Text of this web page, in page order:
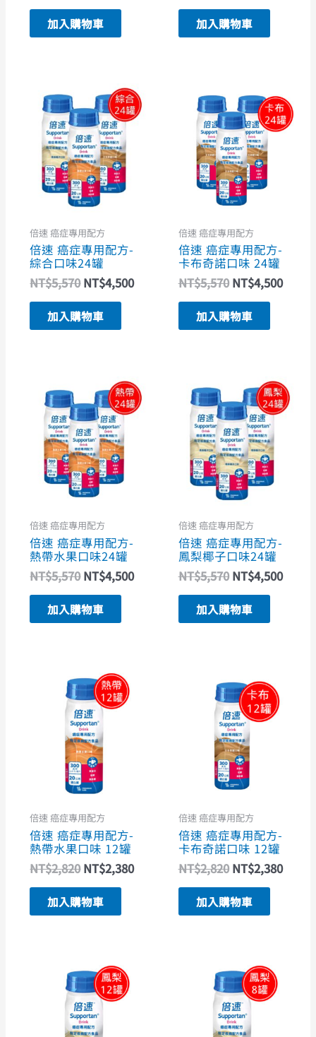
加入購物車 加入購物車
倍速 癌症專用配方
倍速 癌症專用配方-
綜合口味24罐
NT$5,570
始
價
格：
NT$5,570。
NT$4,500
目
前
價
加入購物車
倍速 癌症專用配方
倍速 癌症專用配方-
卡布奇諾口味 24罐
NT$5,570
始
價
格：
NT$5,570。
NT$4,500
前
價
格：
加入購物車
倍速 癌症專用配方
倍速 癌症專用配方-
熱帶水果口味24罐
NT$5,570
始
價
格：
NT$5,570。
NT$4,500
目
前
價
NT$4,500。
加入購物車
倍速 癌症專用配方
倍速 癌症專用配方-
鳳梨椰子口味24罐
NT$5,570
始
價
格：
NT$5,570。
NT$4,500
目
前
價
加入購物車
倍速 癌症專用配方
倍速 癌症專用配方-
熱帶水果口味 12罐
NT$2,820
原
始
價
格：
NT$2,820。
NT$2,380
加入購物車
倍速 癌症專用配方
倍速 癌症專用配方-
卡布奇諾口味 12罐
NT$2,820
始
價
格：
NT$2,820。
NT$2,380
加入購物車
原
始
價
格：
NT$2,820。
原
始
價
格：
NT$1,880。